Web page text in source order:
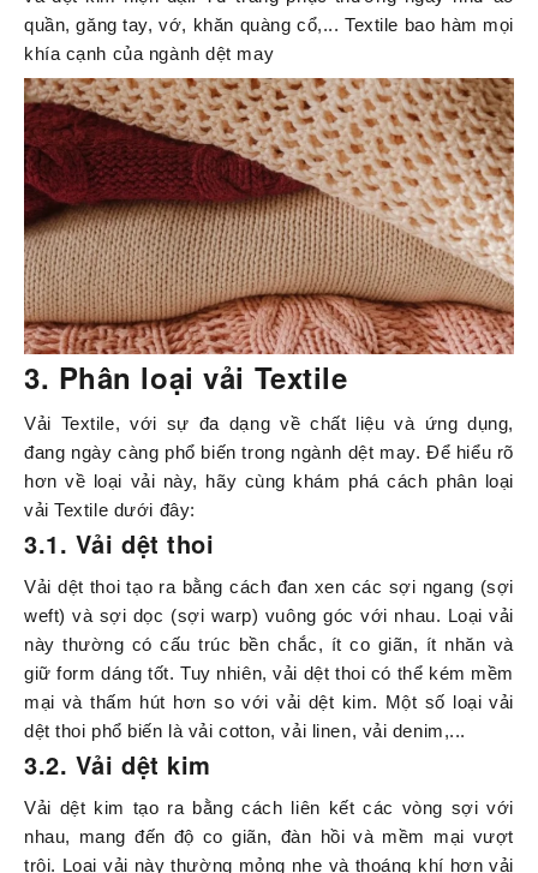
quần, găng tay, vớ, khăn quàng cổ,... Textile bao hàm mọi
khía cạnh của ngành dệt may
3. Phân loại vải Textile
Vải Textile, với sự đa dạng về chất liệu và ứng dụng,
đang ngày càng phổ biến trong ngành dệt may. Để hiểu rõ
hơn về loại vải này, hãy cùng khám phá cách phân loại
vải Textile dưới đây:
3.1. Vải dệt thoi
Vải dệt thoi tạo ra bằng cách đan xen các sợi ngang (sợi
weft) và sợi dọc (sợi warp) vuông góc với nhau. Loại vải
này thường có cấu trúc bền chắc, ít co giãn, ít nhăn và
giữ form dáng tốt. Tuy nhiên, vải dệt thoi có thể kém mềm
mại và thấm hút hơn so với vải dệt kim. Một số loại vải
dệt thoi phổ biến là vải cotton, vải linen, vải denim,...
3.2. Vải dệt kim
Vải dệt kim tạo ra bằng cách liên kết các vòng sợi với
nhau, mang đến độ co giãn, đàn hồi và mềm mại vượt
trội. Loại vải này thường mỏng nhẹ và thoáng khí hơn vải